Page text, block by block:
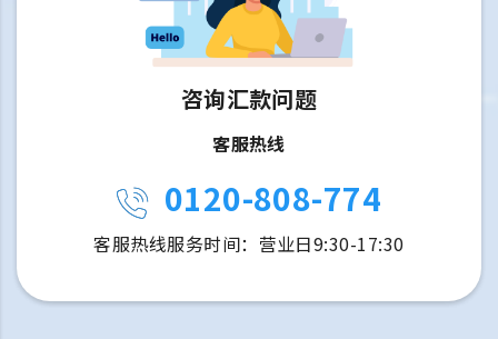
咨询汇款问题
客服热线
0120-808-774
客服热线服务时间：营业日9:30-17:30